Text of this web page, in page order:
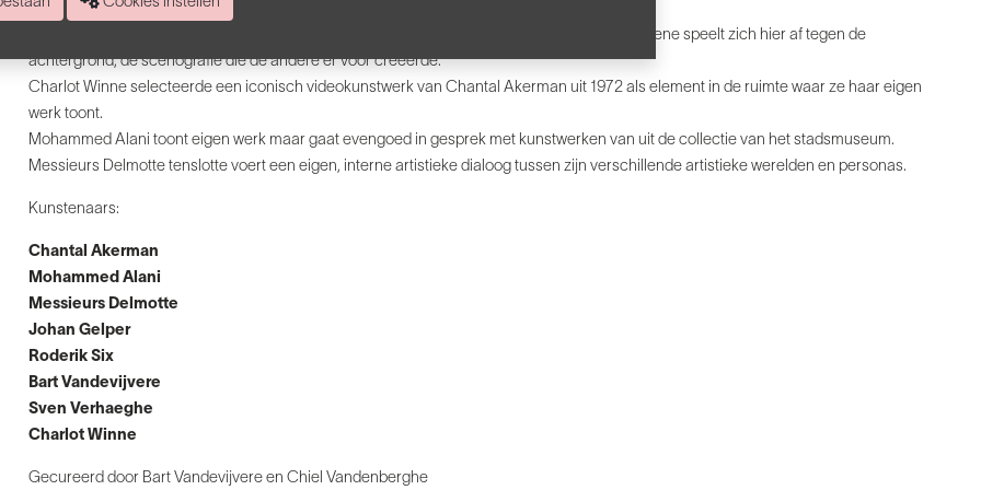
Gelper.
Sven Verhaeghe ontspon een duet met schrijver Roderik Six. Het nieuwe kortverhaal van de ene speelt zich hier af tegen de
achtergrond, de scenografie die de andere er voor creëerde.
Charlot Winne selecteerde een iconisch videokunstwerk van Chantal Akerman uit 1972 als element in de ruimte waar ze haar eigen
werk toont.
Mohammed Alani toont eigen werk maar gaat evengoed in gesprek met kunstwerken van uit de collectie van het stadsmuseum.
Messieurs Delmotte tenslotte voert een eigen, interne artistieke dialoog tussen zijn verschillende artistieke werelden en personas.
Kunstenaars:
Chantal Akerman
Mohammed Alani
Messieurs Delmotte
Johan Gelper
Roderik Six
Bart Vandevijvere
Sven Verhaeghe
Charlot Winne
Gecureerd door Bart Vandevijvere en Chiel Vandenberghe
Cookies instellen